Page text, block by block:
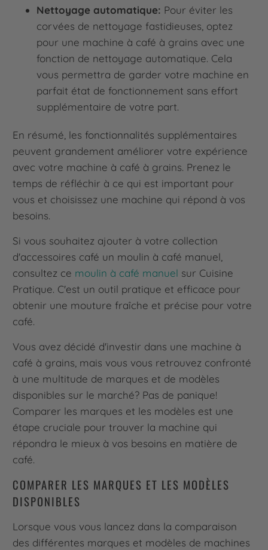
Nettoyage automatique: Pour éviter les
corvées de nettoyage fastidieuses, optez
pour une machine à café à grains avec une
fonction de nettoyage automatique. Cela
vous permettra de garder votre machine en
parfait état de fonctionnement sans effort
supplémentaire de votre part.
En résumé, les fonctionnalités supplémentaires
peuvent grandement améliorer votre expérience
avec votre machine à café à grains. Prenez le
temps de réfléchir à ce qui est important pour
vous et choisissez une machine qui répond à vos
besoins.
Si vous souhaitez ajouter à votre collection
d'accessoires café un moulin à café manuel,
consultez ce moulin à café manuel sur Cuisine
Pratique. C'est un outil pratique et efficace pour
obtenir une mouture fraîche et précise pour votre
café.
Vous avez décidé d'investir dans une machine à
café à grains, mais vous vous retrouvez confronté
à une multitude de marques et de modèles
disponibles sur le marché? Pas de panique!
Comparer les marques et les modèles est une
étape cruciale pour trouver la machine qui
répondra le mieux à vos besoins en matière de
café.
COMPARER LES MARQUES ET LES MODÈLES
DISPONIBLES
Lorsque vous vous lancez dans la comparaison
des différentes marques et modèles de machines